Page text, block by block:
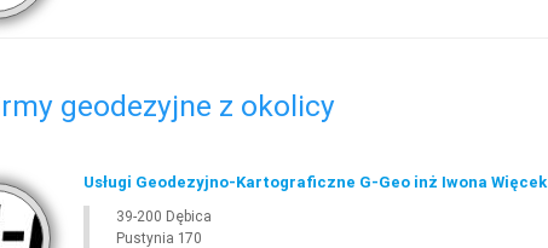
geodezyjne z okolicy
Usługi Geodezyjno-Kartograficzne G-Geo inż Iwona Więcek
39-200 Dębica
Pustynia 170